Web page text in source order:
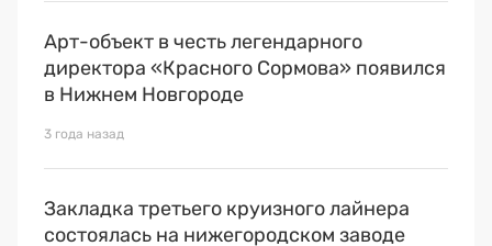
Арт-объект в честь легендарного
директора «Красного Сормова» появился
в Нижнем Новгороде
3 года назад
Закладка третьего круизного лайнера
состоялась на нижегородском заводе